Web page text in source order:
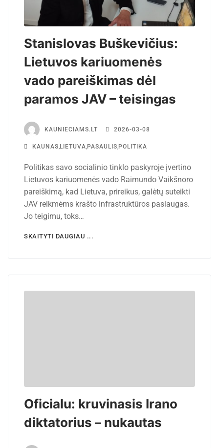
Stanislovas Buškevičius:
Lietuvos kariuomenės
vado pareiškimas dėl
paramos JAV – teisingas
KAUNIECIAMS.LT 2026-03-08
KAUNAS LIETUVA PASAULIS POLITIKA
Politikas savo socialinio tinklo paskyroje įvertino
Lietuvos kariuomenės vado Raimundo Vaikšnoro
pareiškimą, kad Lietuva, prireikus, galėtų suteikti
JAV reikmėms krašto infrastruktūros paslaugas.
Jo teigimu, toks…
SKAITYTI DAUGIAU ...
Oficialu: kruvinasis Irano
diktatorius – nukautas